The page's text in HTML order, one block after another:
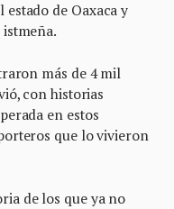
de Oaxaca y
más de 4 mil
con historias
en estos
que lo vivieron
de los que ya no